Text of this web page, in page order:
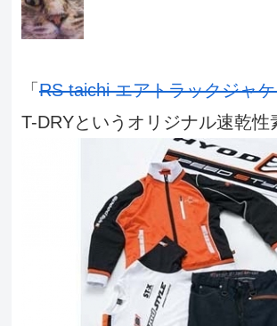
「 RS taichi エアトラックジャ
T-DRYというオリジナル速乾性